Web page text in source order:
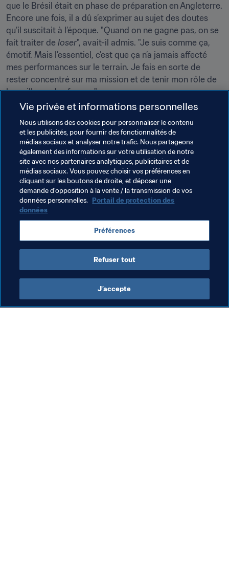
que le Brésil était en phase de préparation en Angleterre.
Encore une fois, il a dû s’exprimer au sujet des doutes
qu’il suscitait à l’époque. "Quand on ne gagne pas, on se
fait traiter de loser", avait-il admis. "Je suis comme ça,
émotif. Mais l’essentiel, c’est que ça n’a jamais affecté
mes performances sur le terrain. Je fais en sorte de
rester concentré sur ma mission et de tenir mon rôle de
la meilleure des façons."
À Moscou, ce grand sensible a laissé éclater sa joie, en
conservant toutefois une certaine retenue. Celle d’un
homme qui sait mieux que quiconque qu’au Brésil, on
peut passer de l’euphorie à la détresse en un clin d’œil.
C’est d’ailleurs pour cela qu’un défenseur central de son
calibre est resté en marge de la sélection pendant aussi
longtemps. Tite a essayé de le réhabiliter
progressivement et il récolte aujourd’hui les fruits de son
travail. Et l’on connaît désormais la réponse à une
question que plus personne ne pose aujourd’hui.
Vie privée et informations personnelles
Nous utilisons des cookies pour personnaliser le contenu
et les publicités, pour fournir des fonctionnalités de
médias sociaux et analyser notre trafic. Nous partageons
également des informations sur votre utilisation de notre
site avec nos partenaires analytiques, publicitaires et de
médias sociaux. Vous pouvez choisir vos préférences en
cliquant sur les boutons de droite, et déposer une
demande d’opposition à la vente / la transmission de vos
données personnelles. Portail de protection des
données
Préférences
Refuser tout
J’accepte